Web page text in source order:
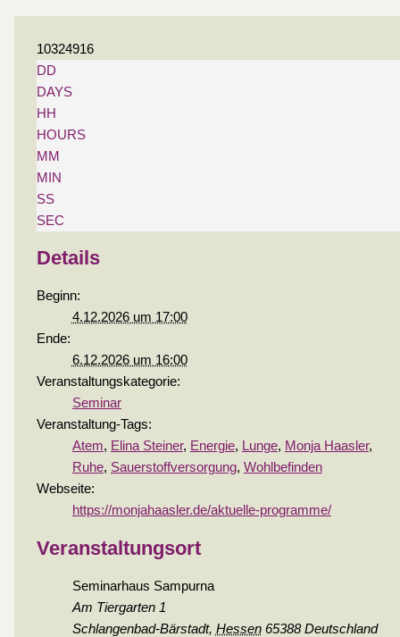
10324916
DD
DAYS
HH
HOURS
MM
MIN
SS
SEC
Details
Beginn:
4.12.2026 um 17:00
Ende:
6.12.2026 um 16:00
Veranstaltungskategorie:
Seminar
Veranstaltung-Tags:
Atem, Elina Steiner, Energie, Lunge, Monja Haasler,
Ruhe, Sauerstoffversorgung, Wohlbefinden
Webseite:
https://monjahaasler.de/aktuelle-programme/
Veranstaltungsort
Seminarhaus Sampurna
Am Tiergarten 1
Schlangenbad-Bärstadt, Hessen 65388 Deutschland